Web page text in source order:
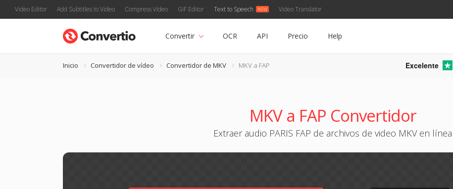
Video Editor Add Subtitles to Video Compress Video GIF Editor Text to Speech Video Translator
Convertir OCR API Precio Help
Inicio Convertidor de vídeo Convertidor de MKV MKV a FAP Excelente
MKV a FAP Convertidor
Extraer audio PARIS FAP de archivos de video MKV en línea